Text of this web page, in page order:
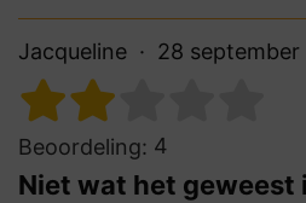
Jacqueline 28 september
Beoordeling: 4
Niet wat het geweest